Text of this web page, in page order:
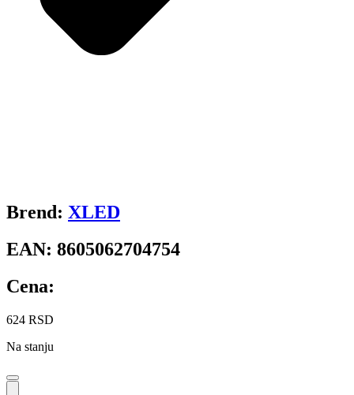
Brend: XLED
EAN: 8605062704754
Cena:
624 RSD
Na stanju